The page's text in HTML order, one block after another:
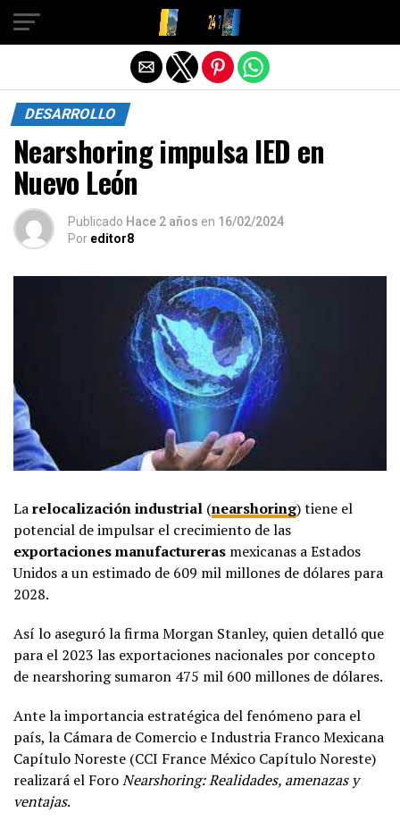
DESARROLLO
Nearshoring impulsa IED en
Nuevo León
Publicado Hace 2 años en 16/02/2024
Por editor8
Larelocalización industrial (nearshoring) tiene el
potencial de impulsar el crecimiento de las
exportaciones manufactureras mexicanas a Estados
Unidos a un estimado de 609 mil millones de dólares para
2028.
Así lo aseguró la firma Morgan Stanley, quien detalló que
para el 2023 las exportaciones nacionales por concepto
de nearshoring sumaron 475 mil 600 millones de dólares.
Ante la importancia estratégica del fenómeno para el
país, la Cámara de Comercio e Industria Franco Mexicana
Capítulo Noreste (CCI France México Capítulo Noreste)
realizará el ForoNearshoring: Realidades, amenazas y
ventajas.
Salir de la versión móvil